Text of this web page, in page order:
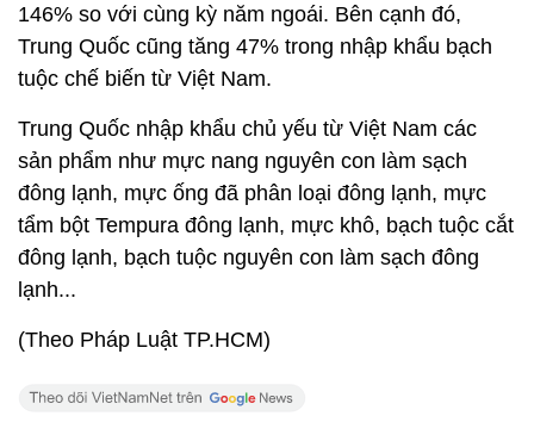
146% so với cùng kỳ năm ngoái. Bên cạnh đó,
Trung Quốc cũng tăng 47% trong nhập khẩu bạch
tuộc chế biến từ Việt Nam.
Trung Quốc nhập khẩu chủ yếu từ Việt Nam các
sản phẩm như mực nang nguyên con làm sạch
đông lạnh, mực ống đã phân loại đông lạnh, mực
tẩm bột Tempura đông lạnh, mực khô, bạch tuộc cắt
đông lạnh, bạch tuộc nguyên con làm sạch đông
lạnh...
(Theo Pháp Luật TP.HCM)